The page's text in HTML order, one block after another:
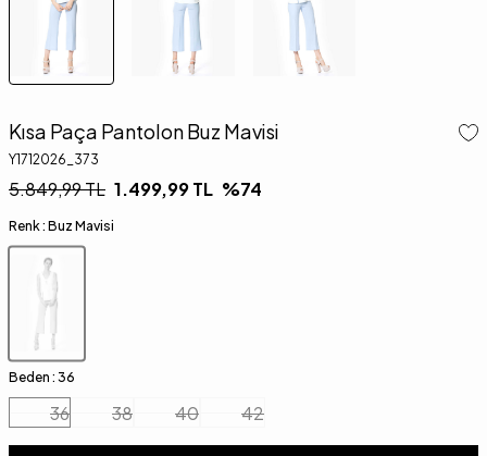
Kısa Paça Pantolon Buz Mavisi
Y1712026_373
5.849,99TL 1.499,99TL %74
Renk : Buz Mavisi
Beden : 36
36 38 40 42